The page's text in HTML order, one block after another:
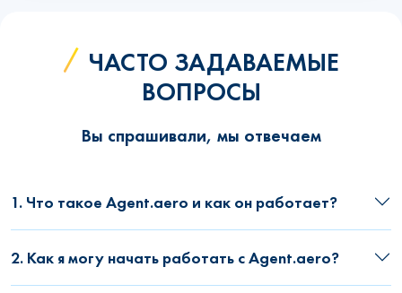
ЧАСТО ЗАДАВАЕМЫЕ
ВОПРОСЫ
Вы спрашивали, мы отвечаем
1. Что такое Agent.aero и как он работает?
2. Как я могу начать работать с Agent.aero?